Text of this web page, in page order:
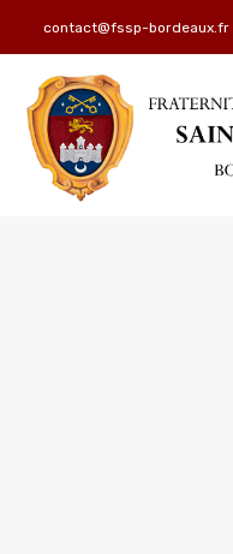
contact@fssp-bordeaux.fr